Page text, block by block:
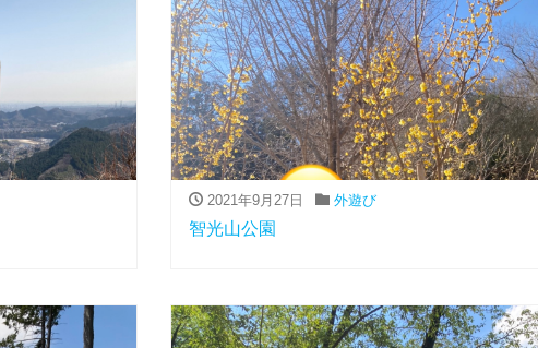
2021年9月27日 外遊び
智光山公園